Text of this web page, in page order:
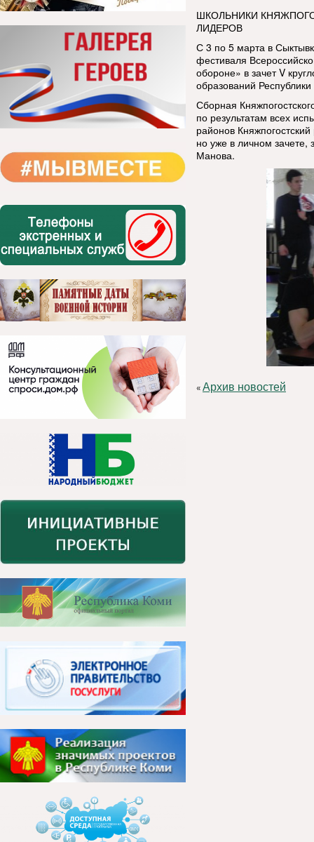
ШКОЛЬНИКИ
ЛИДЕРОВ
С 3 по 5 марта в
фестиваля
обороне» в зачет V
образований
Сборная
по результатам всех
районов
но уже в личном зачете,
Манова.
«Архив новостей